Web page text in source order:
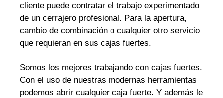
cliente puede contratar el trabajo experimentado
de un cerrajero profesional. Para la apertura,
cambio de combinación o cualquier otro servicio
que requieran en sus cajas fuertes.
Somos los mejores trabajando con cajas fuertes.
Con el uso de nuestras modernas herramientas
podemos abrir cualquier caja fuerte. Y además le